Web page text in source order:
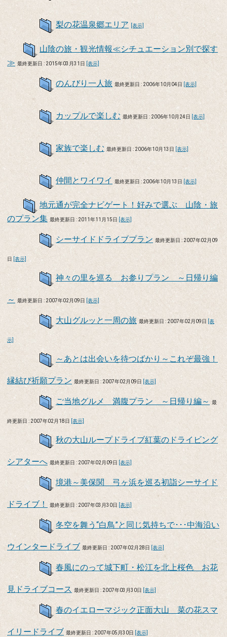
梨の花温泉郷エリア [表示]
山陰の旅・観光情報≪シチュエーション別で探す
≫ 最終更新日 : 2015年03月31日 [表示]
のんびり一人旅 最終更新日 : 2006年10月04日 [表示]
カップルで楽しむ 最終更新日 : 2006年10月24日 [表示]
家族で楽しむ 最終更新日 : 2006年10月13日 [表示]
仲間とワイワイ 最終更新日 : 2006年10月13日 [表示]
地元通が完全ナビゲート！好みで選ぶ 山陰・旅
のプラン集 最終更新日 : 2011年11月15日 [表示]
シーサイドドライブプラン 最終更新日 : 2007年02月09
日 [表示]
神々の里を巡る お参りプラン ～日帰り編
～ 最終更新日 : 2007年02月09日 [表示]
大山グルッと一周の旅 最終更新日 : 2007年02月09日 [表
示]
～あとは出会いを待つばかり～これぞ最強！
縁結び祈願プラン 最終更新日 : 2007年02月09日 [表示]
ご当地グルメ 満腹プラン ～日帰り編～ 最
終更新日 : 2007年02月18日 [表示]
秋の大山ループドライブ紅葉のドライビング
シアターへ 最終更新日 : 2007年02月09日 [表示]
境港～美保関 弓ヶ浜を巡る初詣シーサイド
ドライブ！ 最終更新日 : 2007年03月30日 [表示]
冬空を舞う“白鳥”と同じ気持ちで･･･中海沿い
ウインタードライブ 最終更新日 : 2007年02月28日 [表示]
春風にのって城下町・松江を北上桜色 お花
見ドライブコース 最終更新日 : 2007年03月30日 [表示]
春のイエローマジック正面大山 菜の花スマ
イリードライブ 最終更新日 : 2007年05月30日 [表示]